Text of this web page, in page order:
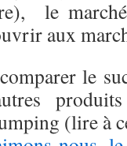
le
aux
le
(lire à